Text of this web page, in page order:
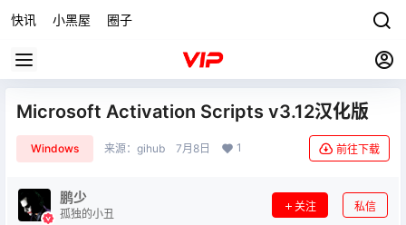
快讯 小黑屋 圈子
Microsoft Activation Scripts v3.12汉化版
Windows 来源： gihub 7月8日 1 前往下载
鹏少
孤独的小丑
关注 私信